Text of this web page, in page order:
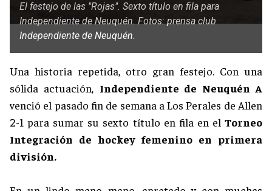
El festejo de las "Rojas". Sexto título en fila para
Independiente de Neuquén. Fotos: prensa club
Independiente de Neuquén.
Una historia repetida, otro gran festejo. Con una
sólida actuación, Independiente de Neuquén A
venció el pasado fin de semana a Los Perales de Allen
2-1 para sumar su sexto título en fila en el Torneo
Integración de hockey femenino en primera
división.